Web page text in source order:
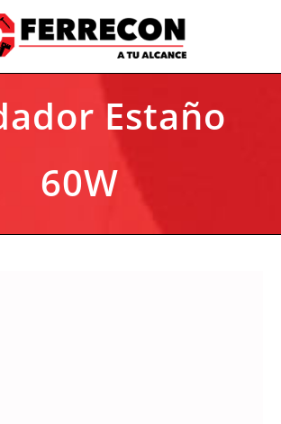
Estaño
60W